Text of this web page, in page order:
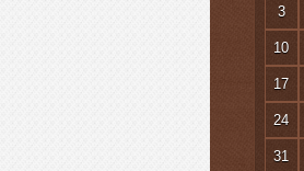
3
10
17
24
31